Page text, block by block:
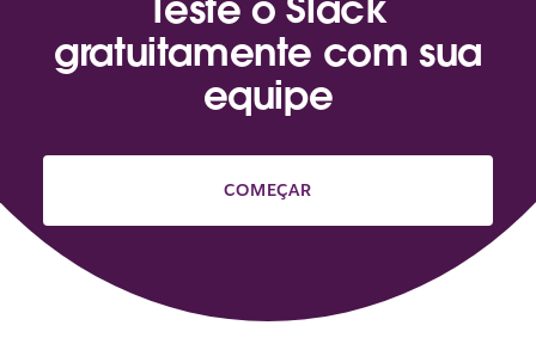
gratuitamente com sua
equipe
COMEÇAR